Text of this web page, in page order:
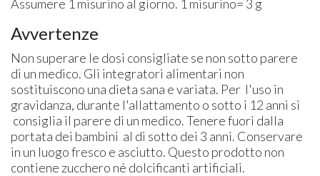
Assumere 1 misurino al giorno. 1 misurino= 3 g
Avvertenze
Non superare le dosi consigliate se non sotto parere
di un medico. Gli integratori alimentari non
sostituiscono una dieta sana e variata. Per l'uso in
gravidanza, durante l'allattamento o sotto i 12 anni si
consiglia il parere di un medico. Tenere fuori dalla
portata dei bambini al di sotto dei 3 anni. Conservare
in un luogo fresco e asciutto. Questo prodotto non
contiene zucchero né dolcificanti artificiali.